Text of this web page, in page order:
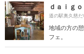
ｄａｉｇ
道の駅奥久慈
地域の方の
フェ。